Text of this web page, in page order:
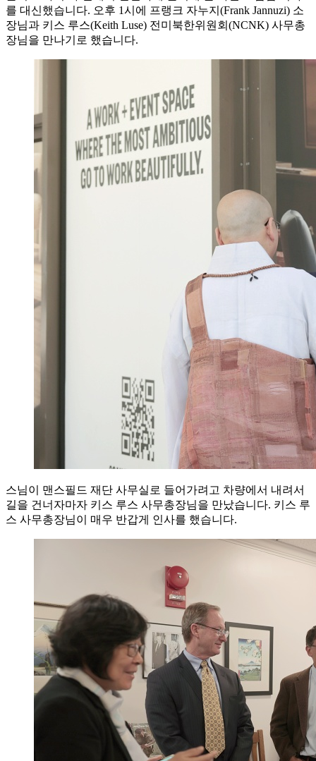
를 대신했습니다. 오후 1시에 프랭크 자누지(Frank Jannuzi) 소
장님과 키스 루스(Keith Luse) 전미북한위원회(NCNK) 사무총
장님을 만나기로 했습니다.
스님이 맨스필드 재단 사무실로 들어가려고 차량에서 내려서
길을 건너자마자 키스 루스 사무총장님을 만났습니다. 키스 루
스 사무총장님이 매우 반갑게 인사를 했습니다.